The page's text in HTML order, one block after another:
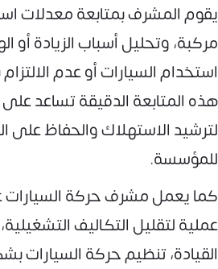
يقوم المشرف بمتابعة معدلات
مركبة، وتحليل أسباب الزيادة أو
استخدام السيارات أو عدم
هذه المتابعة الدقيقة تساعد
لترشيد الاستهلاك والحفاظ على
للمؤسسة.
كما يعمل مشرف حركة السيارات
عملية لتقليل التكاليف
القيادة، تنظيم حركة السيارات